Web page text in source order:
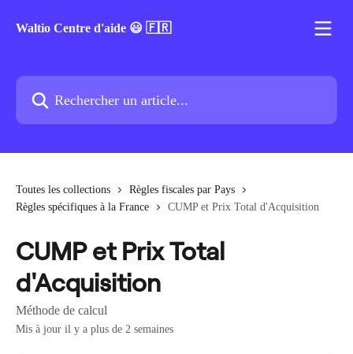
Waltio Centre d'aide 😃 🇫🇷
Rechercher un article...
Toutes les collections
Règles fiscales par Pays
Règles spécifiques à la France
CUMP et Prix Total d'Acquisition
CUMP et Prix Total
d'Acquisition
Méthode de calcul
Mis à jour il y a plus de 2 semaines